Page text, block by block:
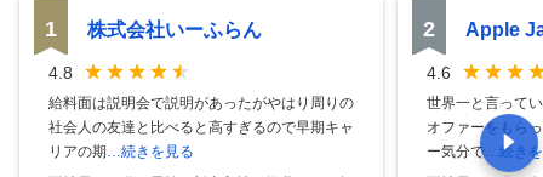
1 株式会社いーふらん
4.8
給料面は説明会で説明があったがやはり周りの
社会人の友達と比べると高すぎるので早期キャ
リアの期…続きを見る
2 Apple
4.6
世界一と言って
オファーをもら
ー気分で…続き